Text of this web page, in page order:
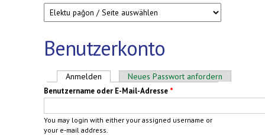
Benutzerkonto
Haupt-Reiter
Anmelden (aktiver Reiter)
Neues Passwort anfordern
Benutzername oder E-Mail-Adresse *
You may login with either your assigned username or
your e-mail address.